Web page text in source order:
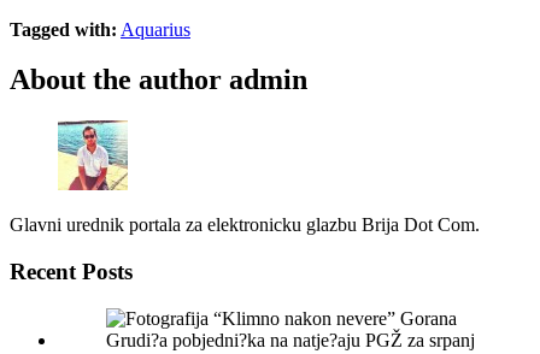
Tagged with: Aquarius
About the author admin
Glavni urednik portala za elektronicku glazbu Brija Dot Com.
Recent Posts